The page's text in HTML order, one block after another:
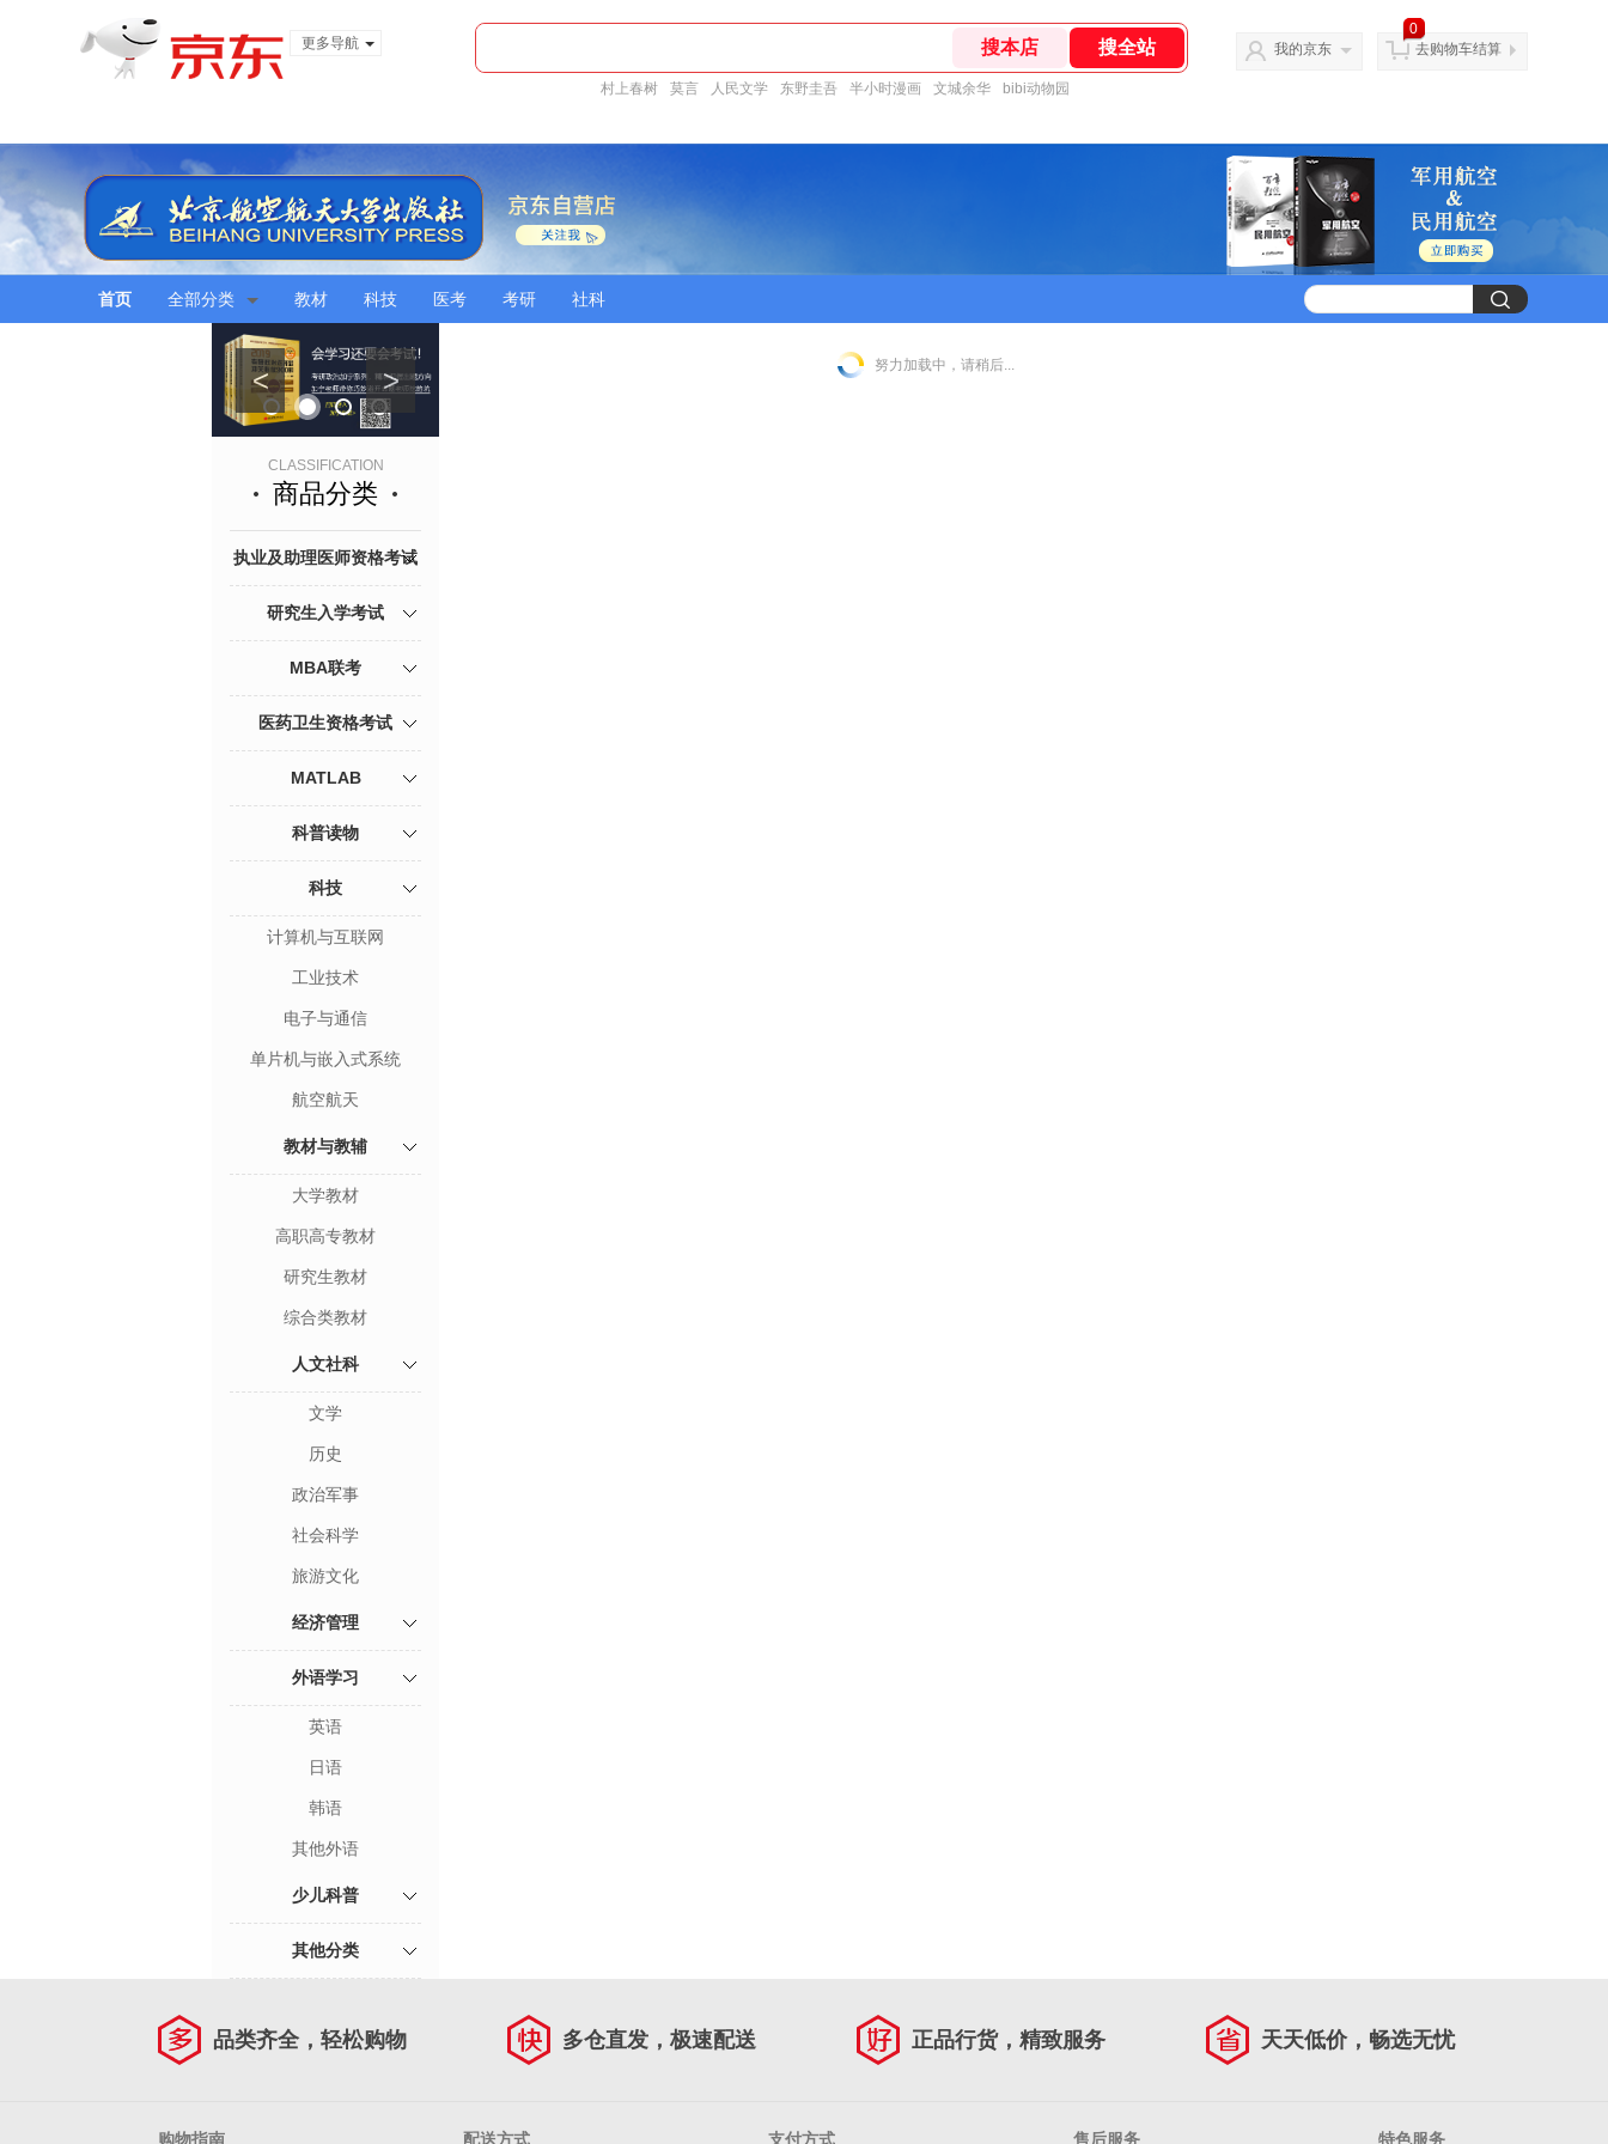
更多导航
村上春树 莫言 人民文学 东野圭吾 半小时漫画 文城余华 bibi动物园
我的京东
0
去购物车结算
首页 全部分类 教材 科技 医考 考研 社科
< >
CLASSIFICATION
商品分类
执业及助理医师资格考试
研究生入学考试
MBA联考
医药卫生资格考试
MATLAB
科普读物
科技
计算机与互联网
工业技术
电子与通信
单片机与嵌入式系统
航空航天
教材与教辅
大学教材
高职高专教材
研究生教材
综合类教材
人文社科
文学
历史
政治军事
社会科学
旅游文化
经济管理
外语学习
英语
日语
韩语
其他外语
少儿科普
其他分类
努力加载中，请稍后...
品类齐全，轻松购物 多仓直发，极速配送 正品行货，精致服务 天天低价，畅选无忧
购物指南 配送方式 支付方式 售后服务 特色服务